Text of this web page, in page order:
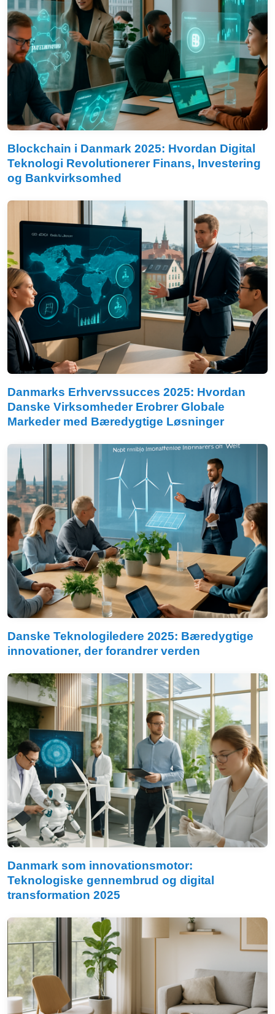
Blockchain i Danmark 2025: Hvordan Digital
Teknologi Revolutionerer Finans, Investering
og Bankvirksomhed
Danmarks Erhvervssucces 2025: Hvordan
Danske Virksomheder Erobrer Globale
Markeder med Bæredygtige Løsninger
Danske Teknologiledere 2025: Bæredygtige
innovationer, der forandrer verden
Danmark som innovationsmotor:
Teknologiske gennembrud og digital
transformation 2025